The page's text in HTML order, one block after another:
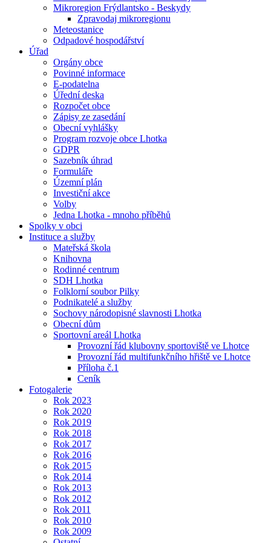
Mikroregion Frýdlantsko - Beskydy
Zpravodaj mikroregionu
Meteostanice
Odpadové hospodářství
Úřad
Orgány obce
Povinné informace
E-podatelna
Úřední deska
Rozpočet obce
Zápisy ze zasedání
Obecní vyhlášky
Program rozvoje obce Lhotka
GDPR
Sazebník úhrad
Formuláře
Územní plán
Investiční akce
Volby
Jedna Lhotka - mnoho příběhů
Spolky v obci
Instituce a služby
Mateřská škola
Knihovna
Rodinné centrum
SDH Lhotka
Folklorní soubor Pilky
Podnikatelé a služby
Sochovy národopisné slavnosti Lhotka
Obecní dům
Sportovní areál Lhotka
Provozní řád klubovny sportoviště ve Lhotce
Provozní řád multifunkčního hřiště ve Lhotce
Příloha č.1
Ceník
Fotogalerie
Rok 2023
Rok 2020
Rok 2019
Rok 2018
Rok 2017
Rok 2016
Rok 2015
Rok 2014
Rok 2013
Rok 2012
Rok 2011
Rok 2010
Rok 2009